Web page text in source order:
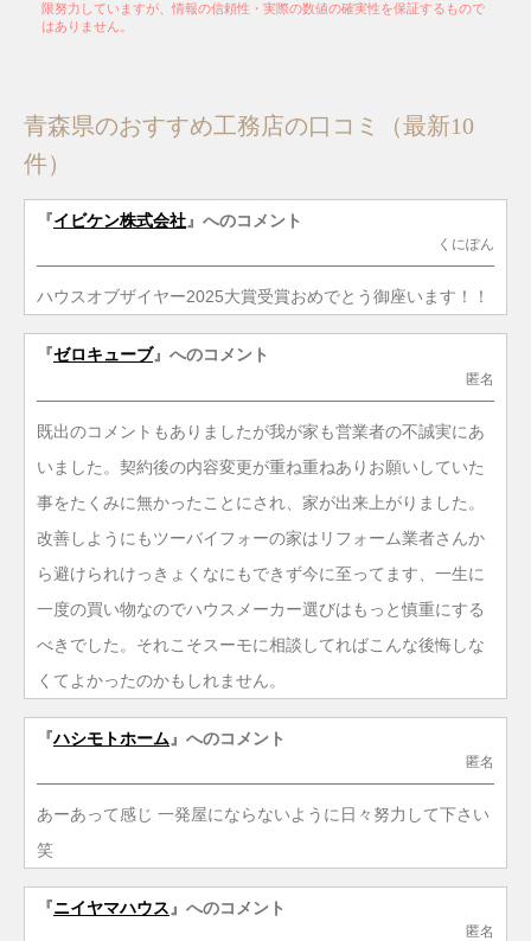
限努力していますが、情報の信頼性・実際の数値の確実性を保証するもので
はありません。
青森県のおすすめ工務店の口コミ（最新10
件）
『イビケン株式会社 』へのコメント
くにぽん
ハウスオブザイヤー2025大賞受賞おめでとう御座います！！
『ゼロキューブ』へのコメント
匿名
既出のコメントもありましたが我が家も営業者の不誠実にあ
いました。契約後の内容変更が重ね重ねありお願いしていた
事をたくみに無かったことにされ、家が出来上がりました。
改善しようにもツーバイフォーの家はリフォーム業者さんか
ら避けられけっきょくなにもできず今に至ってます、一生に
一度の買い物なのでハウスメーカー選びはもっと慎重にする
べきでした。それこそスーモに相談してればこんな後悔しな
くてよかったのかもしれません。
『ハシモトホーム 』へのコメント
匿名
あーあって感じ 一発屋にならないように日々努力して下さい
笑
『ニイヤマハウス 』へのコメント
匿名